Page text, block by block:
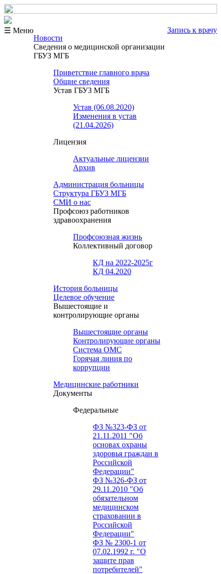
☰ Меню
Запись к врачу
Новости
Сведения о медицинской организации
ГБУЗ МГБ
Приветствие главного врача
Общие сведения
Устав ГБУЗ МГБ
Устав (06.08.2020)
Изменения в устав
(21.04.2026)
Лицензия
Актуальные лицензии
Архив
Администрация больницы
Структура ГБУЗ МГБ
СМИ о нас
Профсоюз работников
здравоохранения
Профсоюзная жизнь
Коллективный договор
КД на 2022-2025г
КД 04.2020
История больницы
Целевое обучение
Вышестоящие и
контролирующие органы
Вышестоящие органы
Контролирующие органы
Система ОМС
Горячая линия по
коррупции
Медицинские работники
Документы
Федеральные
ФЗ №323-ФЗ от
21.11.2011 "Об
основах охраны
здоровья граждан в
Российской
Федерации"
ФЗ №326-ФЗ от
29.11.2010 "Об
обязательном
медицинском
страховании в
Российской
Федерации"
ФЗ № 2300-1 от
07.02.1992 г. "О
защите прав
потребителей"